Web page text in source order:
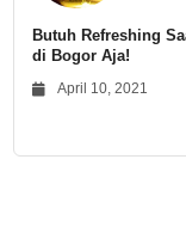
Butuh Refreshing
di Bogor Aja!
April 10, 2021